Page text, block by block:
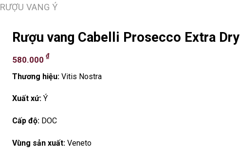
RƯỢU VANG Ý
Rượu vang Cabelli Prosecco Extra Dry
580.000 ₫
Thương hiệu:Vitis Nostra
Xuất xứ:Ý
Cấp độ:DOC
Vùng sản xuất:Veneto